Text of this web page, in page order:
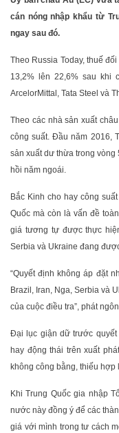
cán nóng nhập khẩu từ
ngay sau đó.
Theo Russia Today, thuế
13,2% lên 22,6% sau khi
ArcelorMittal, Tata Steel và
Theo các nhà sản xuất
công suất. Đầu năm 2016,
sản xuất dư thừa trong
hồi năm ngoái.
Bắc Kinh cho hay công
Quốc mà còn là vấn đề
giá tương tự được thực
Serbia và Ukraine đang
“Quyết định không áp đặt
Brazil, Iran, Nga, Serbia và
của cuộc điều tra”, phát
Đại lục giận dữ trước quyết
hay động thái trên xuất
không công bằng, thiếu hợp
Khi Trung Quốc gia nhập
nước này đồng ý để các
giá với mình trong tư cách